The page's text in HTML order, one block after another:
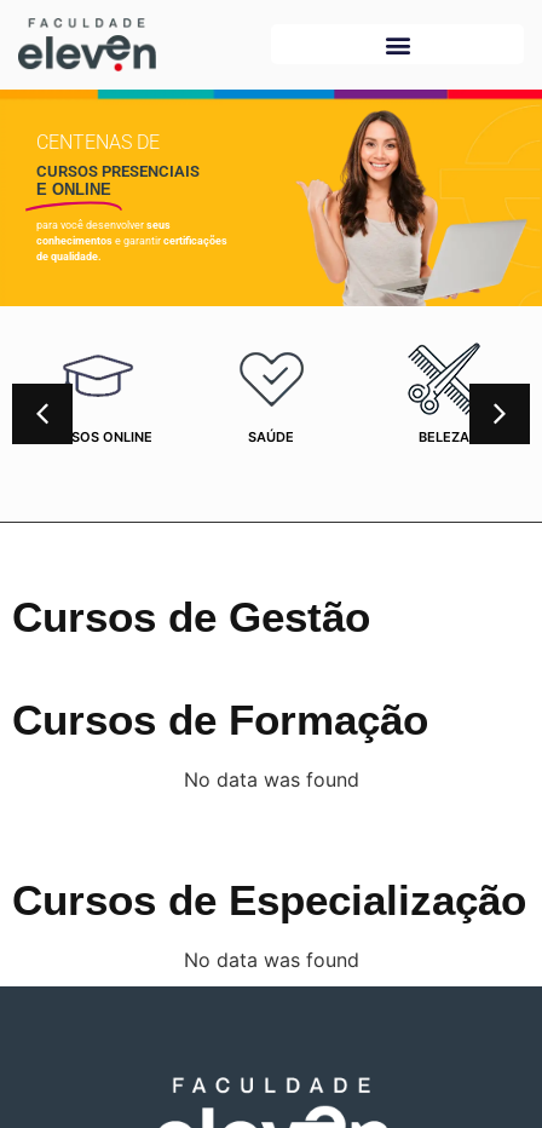
CENTENAS DE
CURSOS PRESENCIAIS
E ONLINE
para você desenvolver seus
conhecimentos e garantir certificações
de qualidade.
CURSOS ONLINE SAÚDE BELEZA
Cursos de Gestão
Cursos de Formação
No data was found
Cursos de Especialização
No data was found